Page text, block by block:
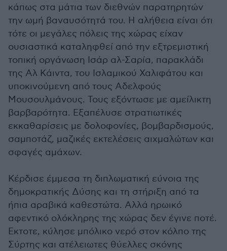
κάπως στα μάτια των διεθνών παρατηρητών
την ωμή βαναυσότητά του. Η αλήθεια είναι ότι
τότε οι μεγάλες πόλεις της χώρας είχαν
ουσιαστικά καταληφθεί από την εξτρεμιστική
τοπική οργάνωση Ισάρ αλ-Σαρία, παρακλάδι
της Αλ Κάιντα, του Ισλαμικού Χαλιφάτου και
υποκινούμενη από τους Αδελφούς
Μουσουλμάνους. Τους εξόντωσε με αμείλικτη
βαρβαρότητα. Εξαπέλυσε στρατιωτικές
εκκαθαρίσεις με δολοφονίες, βομβαρδισμούς,
σαμποτάζ, μαζικές εκτελέσεις αιχμαλώτων και
σφαγές αμάχων.
Κέρδισε έμμεσα τη διπλωματική εύνοια της
δημοκρατικής Δύσης και τη στήριξη από τα
ήπια αραβικά καθεστώτα. Αλλά ηρωικό
αφεντικό ολόκληρης της χώρας δεν έγινε ποτέ.
Εκτοτε, κύλησε μπόλικο νερό στον κόλπο της
Σύρτης και ατέλειωτες θύελλες σκόνης